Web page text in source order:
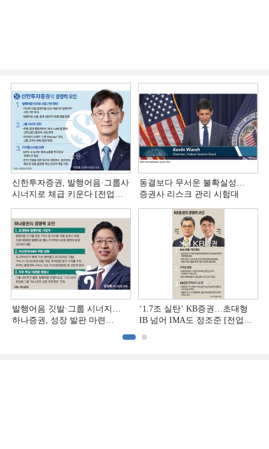
신한투자증권, 발행어음·그룹사
시너지로 체급 키운다 [전업계
동결보다 무서운 불확실성…
증권사 리스크 관리 시험대
발행어음 깃발·그룹 시너지…
하나증권, 성장 발판 마련
‘1.7조 실탄’ KB증권…초대형
IB 넘어 IMA도 정조준 [전업계